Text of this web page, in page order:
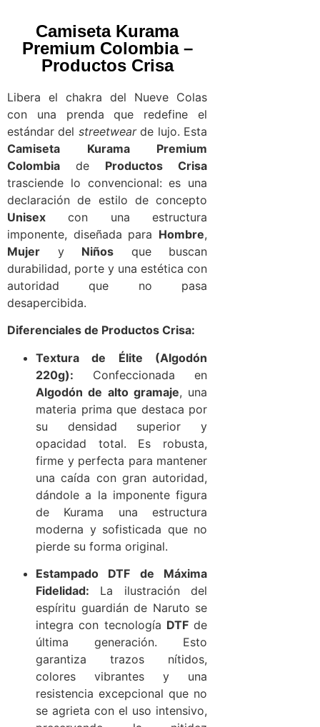
Camiseta Kurama
Premium Colombia –
Productos Crisa
Libera el chakra del Nueve Colas
con una prenda que redefine el
estándar del streetwearde lujo. Esta
Camiseta Kurama Premium
Colombia de Productos Crisa
trasciende lo convencional: es una
declaración de estilo de concepto
Unisex con una estructura
imponente, diseñada para Hombre,
Mujer y Niños que buscan
durabilidad, porte y una estética con
autoridad que no pasa
desapercibida.
Diferenciales de Productos Crisa:
Textura de Élite (Algodón
220g): Confeccionada en
Algodón de alto gramaje, una
materia prima que destaca por
su densidad superior y
opacidad total. Es robusta,
firme y perfecta para mantener
una caída con gran autoridad,
dándole a la imponente figura
de Kurama una estructura
moderna y sofisticada que no
pierde su forma original.
Estampado DTF de Máxima
Fidelidad: La ilustración del
espíritu guardián de Naruto se
integra con tecnología DTFde
última generación. Esto
garantiza trazos nítidos,
colores vibrantes y una
resistencia excepcional que no
se agrieta con el uso intensivo,